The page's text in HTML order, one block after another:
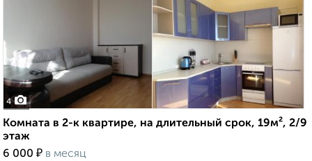
4
Комната в 2-к квартире, на длительный срок, 19м², 2/9
этаж
6 000 ₽ в месяц